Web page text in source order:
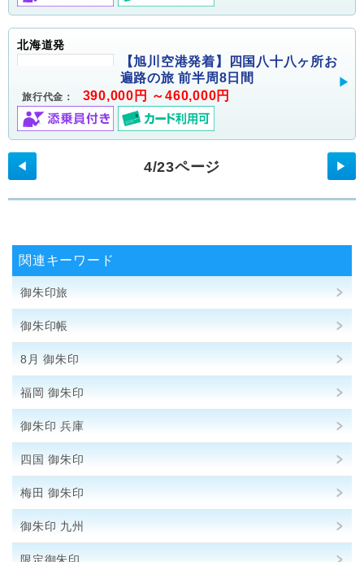
北海道発
【旭川空港発着】四国八十八ヶ所お
遍路の旅 前半周8日間
旅行代金： 390,000円 ～460,000円
4/23ページ
◀ ▶
関連キーワード
御朱印旅
御朱印帳
8月 御朱印
福岡 御朱印
御朱印 兵庫
四国 御朱印
梅田 御朱印
御朱印 九州